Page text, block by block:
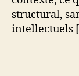
structural,
intellectuels